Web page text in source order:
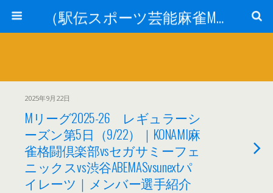
（駅伝スポーツ芸能麻雀Mリーグ）ニュース
2025年9月22日
Mリーグ2025-26 レギュラーシ
ーズン第5日（9/22）｜KONAMI麻
雀格闘倶楽部vsセガサミーフェ
ニックスvs渋谷ABEMASvsunextパ
イレーツ｜メンバー選手紹介